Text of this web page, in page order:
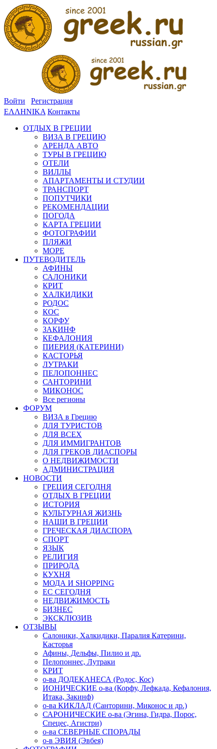
Войти
Регистрация
ΕΛΛΗΝΙΚΑ Контакты
ОТДЫХ В ГРЕЦИИ
ВИЗА В ГРЕЦИЮ
АРЕНДА АВТО
ТУРЫ В ГРЕЦИЮ
ОТЕЛИ
ВИЛЛЫ
АПАРТАМЕНТЫ И СТУДИИ
ТРАНСПОРТ
ПОПУТЧИКИ
РЕКОМЕНДАЦИИ
ПОГОДА
КАРТА ГРЕЦИИ
ФОТОГРАФИИ
ПЛЯЖИ
МОРЕ
ПУТЕВОДИТЕЛЬ
АФИНЫ
САЛОНИКИ
КРИТ
ХАЛКИДИКИ
РОДОС
КОС
КОРФУ
ЗАКИНФ
КЕФАЛОНИЯ
ПИЕРИЯ (КАТЕРИНИ)
КАСТОРЬЯ
ЛУТРАКИ
ПЕЛОПОННЕС
САНТОРИНИ
МИКОНОС
Все регионы
ФОРУМ
ВИЗА в Грецию
ДЛЯ ТУРИСТОВ
ДЛЯ ВСЕХ
ДЛЯ ИММИГРАНТОВ
ДЛЯ ГРЕКОВ ДИАСПОРЫ
О НЕДВИЖИМОСТИ
АДМИНИСТРАЦИЯ
НОВОСТИ
ГРЕЦИЯ СЕГОДНЯ
ОТДЫХ В ГРЕЦИИ
ИСТОРИЯ
КУЛЬТУРНАЯ ЖИЗНЬ
НАШИ В ГРЕЦИИ
ГРЕЧЕСКАЯ ДИАСПОРА
СПОРТ
ЯЗЫК
РЕЛИГИЯ
ПРИРОДА
КУХНЯ
МОДА И SHOPPING
ЕС СЕГОДНЯ
НЕДВИЖИМОСТЬ
БИЗНЕС
ЭКСКЛЮЗИВ
ОТЗЫВЫ
Салоники, Халкидики, Паралия Катерини,
Касторья
Афины, Дельфы, Пилио и др.
Пелопоннес, Лутраки
КРИТ
о-ва ДОДЕКАНЕСА (Родос, Кос)
ИОНИЧЕСКИЕ о-ва (Корфу, Лефкада, Кефалония,
Итака, Закинф)
о-ва КИКЛАД (Санторини, Миконос и др.)
САРОНИЧЕСКИЕ о-ва (Эгина, Гидра, Порос,
Спецес, Агистри)
о-ва СЕВЕРНЫЕ СПОРАДЫ
о-в ЭВИЯ (Эвбея)